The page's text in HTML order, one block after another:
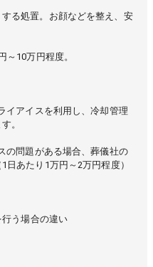
る処置。お顔などを整え、安
～10万円程度。
イアイスを利用し、冷却管理
。
の問題がある場合、葬儀社の
あたり1万円～2万円程度）
う場合の違い